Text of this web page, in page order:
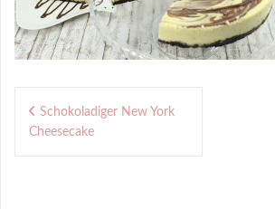
Beitragsnavigation
Schokoladiger New York
Cheesecake